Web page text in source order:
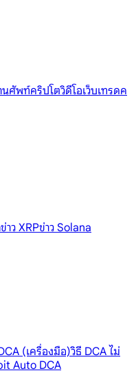
นศัพท์คริปโตวิดีโอเว็บเทรดค
ข่าว XRPข่าว Solana
(เครื่องมือ)วิธี DCA ไม่
Auto DCA